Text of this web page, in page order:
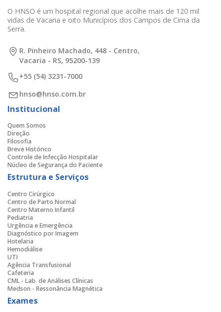
O HNSO é um hospital regional que acolhe mais de 120 mil
vidas de Vacaria e oito Municípios dos Campos de Cima da
Serra.
R. Pinheiro Machado, 448 - Centro,
Vacaria - RS, 95200-139
+55 (54) 3231-7000
hnso@hnso.com.br
Institucional
Quem Somos
Direção
Filosofia
Breve Histórico
Controle de Infecção Hospitalar
Núcleo de Segurança do Paciente
Estrutura e Serviços
Centro Cirúrgico
Centro de Parto Normal
Centro Materno Infantil
Pediatria
Urgência e Emergência
Diagnóstico por Imagem
Hotelaria
Hemodiálise
UTI
Agência Transfusional
Cafeteria
CML - Lab. de Análises Clínicas
Medson - Ressonância Magnética
Exames